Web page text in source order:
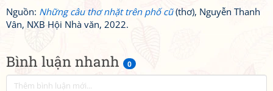
Bình luận nhanh 0
Nguồn: Những câu thơ nhặt trên phố cũ(thơ), Nguyễn Thanh
Vân, NXB Hội Nhà văn, 2022.